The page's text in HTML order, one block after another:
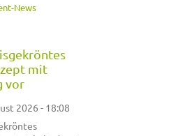
News
mit
vor
2026 - 18:08